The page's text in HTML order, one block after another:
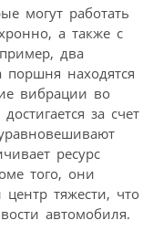
могут работать
а также с
два
поршня находятся
вибрации во
за счет
ресурс
того, они
тяжести, что
автомобиля.